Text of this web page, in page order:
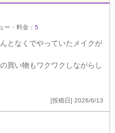
ー・料金： 5
となくでやっていたメイクが
買い物もワクワクしながらし
[投稿日] 2026/6/13